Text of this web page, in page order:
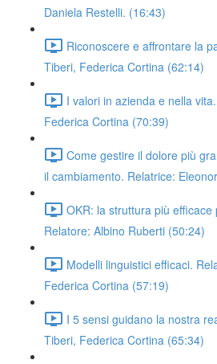
Daniela Restelli. (16:43)
Riconoscere e affrontare la
Tiberi, Federica Cortina (62:14)
I valori in azienda e nella
Federica Cortina (70:39)
Come gestire il dolore più
il cambiamento. Relatrice:
OKR: la struttura più
Relatore: Albino Ruberti (50:24)
Modelli linguistici efficaci.
Federica Cortina (57:19)
I 5 sensi guidano la nostra
Tiberi, Federica Cortina (65:34)